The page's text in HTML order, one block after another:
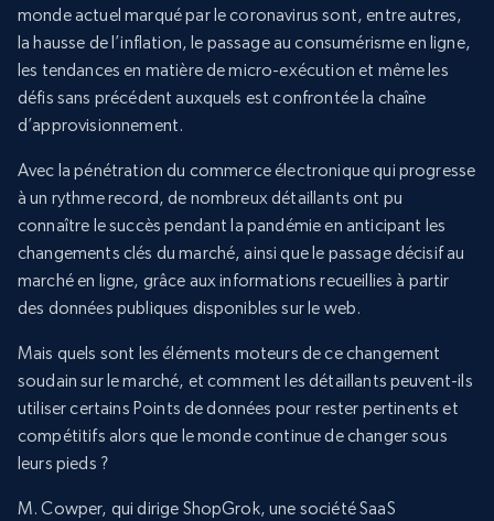
monde actuel marqué par le coronavirus sont, entre autres,
la hausse de l’inflation, le passage au consumérisme en ligne,
les tendances en matière de micro-exécution et même les
défis sans précédent auxquels est confrontée la chaîne
d’approvisionnement.
Avec la pénétration du commerce électronique qui progresse
à un rythme record, de nombreux détaillants ont pu
connaître le succès pendant la pandémie en anticipant les
changements clés du marché, ainsi que le passage décisif au
marché en ligne, grâce aux informations recueillies à partir
des données publiques disponibles sur le web.
Mais quels sont les éléments moteurs de ce changement
soudain sur le marché, et comment les détaillants peuvent-ils
utiliser certains Points de données pour rester pertinents et
compétitifs alors que le monde continue de changer sous
leurs pieds ?
M. Cowper, qui dirige ShopGrok, une société SaaS